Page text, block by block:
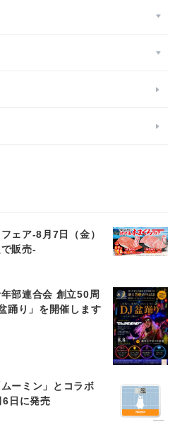
ェア-8月7日（金）
販売-
部連合会 創立50周
踊り」を開催します
ーミン」とコラボ
6日に発売